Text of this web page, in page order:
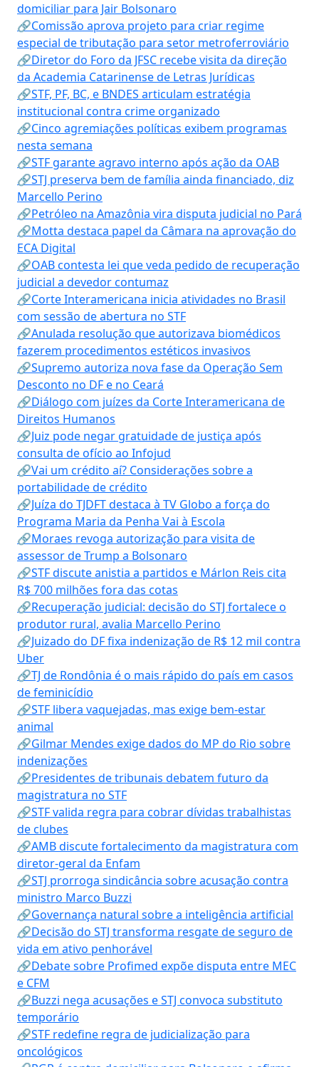
domiciliar para Jair Bolsonaro
🔗Comissão aprova projeto para criar regime
especial de tributação para setor metroferroviário
🔗Diretor do Foro da JFSC recebe visita da direção
da Academia Catarinense de Letras Jurídicas
🔗STF, PF, BC, e BNDES articulam estratégia
institucional contra crime organizado
🔗Cinco agremiações políticas exibem programas
nesta semana
🔗STF garante agravo interno após ação da OAB
🔗STJ preserva bem de família ainda financiado, diz
Marcello Perino
🔗Petróleo na Amazônia vira disputa judicial no Pará
🔗Motta destaca papel da Câmara na aprovação do
ECA Digital
🔗OAB contesta lei que veda pedido de recuperação
judicial a devedor contumaz
🔗Corte Interamericana inicia atividades no Brasil
com sessão de abertura no STF
🔗Anulada resolução que autorizava biomédicos
fazerem procedimentos estéticos invasivos
🔗Supremo autoriza nova fase da Operação Sem
Desconto no DF e no Ceará
🔗Diálogo com juízes da Corte Interamericana de
Direitos Humanos
🔗Juiz pode negar gratuidade de justiça após
consulta de ofício ao Infojud
🔗Vai um crédito aí? Considerações sobre a
portabilidade de crédito
🔗Juíza do TJDFT destaca à TV Globo a força do
Programa Maria da Penha Vai à Escola
🔗Moraes revoga autorização para visita de
assessor de Trump a Bolsonaro
🔗STF discute anistia a partidos e Márlon Reis cita
R$ 700 milhões fora das cotas
🔗Recuperação judicial: decisão do STJ fortalece o
produtor rural, avalia Marcello Perino
🔗Juizado do DF fixa indenização de R$ 12 mil contra
Uber
🔗TJ de Rondônia é o mais rápido do país em casos
de feminicídio
🔗STF libera vaquejadas, mas exige bem-estar
animal
🔗Gilmar Mendes exige dados do MP do Rio sobre
indenizações
🔗Presidentes de tribunais debatem futuro da
magistratura no STF
🔗STF valida regra para cobrar dívidas trabalhistas
de clubes
🔗AMB discute fortalecimento da magistratura com
diretor-geral da Enfam
🔗STJ prorroga sindicância sobre acusação contra
ministro Marco Buzzi
🔗Governança natural sobre a inteligência artificial
🔗Decisão do STJ transforma resgate de seguro de
vida em ativo penhorável
🔗Debate sobre Profimed expõe disputa entre MEC
e CFM
🔗Buzzi nega acusações e STJ convoca substituto
temporário
🔗STF redefine regra de judicialização para
oncológicos